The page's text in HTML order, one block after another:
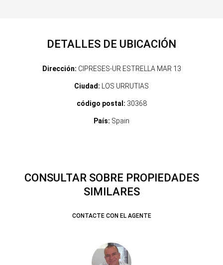
DETALLES DE UBICACIÓN
Dirección: CIPRESES-UR ESTRELLA MAR 13
Ciudad: LOS URRUTIAS
código postal: 30368
País: Spain
CONSULTAR SOBRE PROPIEDADES
SIMILARES
CONTACTE CON EL AGENTE